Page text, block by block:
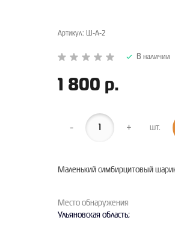
Артикул: Ш-А-2
В наличии
1 800 р.
- + шт.
Маленький симбирцитовый
Место обнаружения
Ульяновская область;